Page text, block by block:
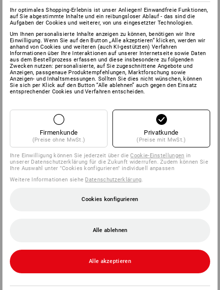
Ihr optimales Shopping-Erlebnis ist unser Anliegen! Einwandfreie Funktionen,
auf Sie abgestimmte Inhalte und ein reibungsloser Ablauf - das sind die
Aufgaben der Cookies und weiterer, von uns eingesetzter Technologien.
Um Ihnen personalisierte Inhalte anzeigen zu können, benötigen wir Ihre
Einwilligung. Wenn Sie auf den Button „Alle akzeptieren“ klicken, werden wir
anhand von Cookies und weiteren (auch KI-gestützten) Verfahren
Informationen über Ihre Interaktionen auf unserer Internetseite sowie Daten
aus dem Bestellprozess erfassen und diese insbesondere zu folgenden
Zwecken nutzen: personalisierte, auf Sie zugeschnittene Angebote und
Anzeigen, passgenaue Produktempfehlungen, Marktforschung sowie
Anzeigen- und Inhaltsmessungen. Sollten Sie dies nicht wünschen, können
Sie sich per Klick auf den Button “Alle ablehnen” auch gegen den Einsatz
entsprechender Cookies und Verfahren entscheiden.
Firmenkunde
(Preise ohne MwSt.)
Privatkunde
(Preise mit MwSt.)
Ihre Einwilligung können Sie jederzeit über dieCookie-Einstellungen in
unserer Datenschutzerklärung für die Zukunft widerrufen. Zudem können Sie
Ihre Auswahl unter "Cookies konfigurieren" individuell anpassen
Weitere Informationen siehe Datenschutzerklärung.
Cookies konfigurieren
Alle ablehnen
Alle akzeptieren